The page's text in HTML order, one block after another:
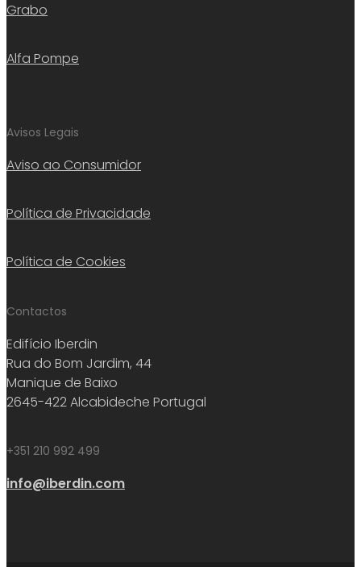
Grabo
Alfa Pompe
Avisos Legais
Aviso ao Consumidor
Política de Privacidade
Política de Cookies
Contactos
Edifício Iberdin
Rua do Bom Jardim, 44
Manique de Baixo
2645-422 Alcabideche Portugal
+351 210 992 499
info@iberdin.com